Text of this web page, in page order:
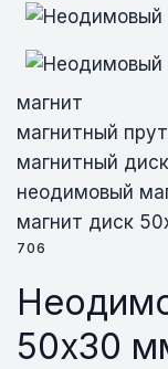
магнит
магнитный
магнитный диск
неодимовый
магнит диск
706
50х30